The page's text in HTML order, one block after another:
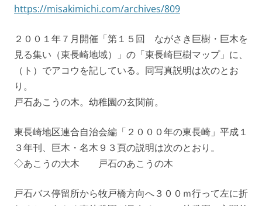
https://misakimichi.com/archives/809
２００１年７月開催「第１５回 ながさき巨樹・巨木を
見る集い（東長崎地域）」の「東長崎巨樹マップ」に、
（ト）でアコウを記している。同写真説明は次のとお
り。
戸石あこうの木。幼稚園の玄関前。
東長崎地区連合自治会編「２０００年の東長崎」平成１
３年刊、巨木・名木９３頁の説明は次のとおり。
◇あこうの大木 戸石のあこうの木
戸石バス停留所から牧戸橋方向へ３００ｍ行って左に折